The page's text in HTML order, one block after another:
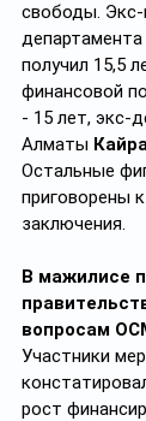
свободы. Экс-
получил 15,5
финансовой
- 15 лет, экс-
Алматы
Остальные
приговорены
заключения.
В мажилисе
вопросам
Участники
рост